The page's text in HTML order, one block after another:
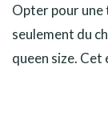
Opter pour une
seulement du
queen size.